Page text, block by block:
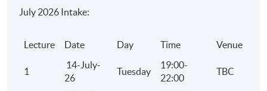
評核及學銜
July 2026 Intake:
Lecture Date Day Time Venue
1
14-July-
26
Tuesday
19:00-
22:00
TBC